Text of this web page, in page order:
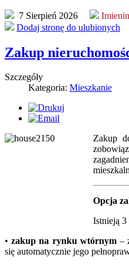
7 Sierpień 2026
Dodaj stronę do ulubionych
Zakup
Szczegóły
Kategoria: Mieszkanie
Zakup
Opcja
Istnieją 3
•zakup na rynku wtórnym–
się automatycznie jego